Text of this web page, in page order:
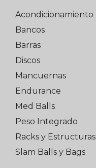
Acondicionamiento
Bancos
Barras
Discos
Mancuernas
Endurance
Med Balls
Peso Integrado
Racks y Estructuras
Slam Balls y Bags